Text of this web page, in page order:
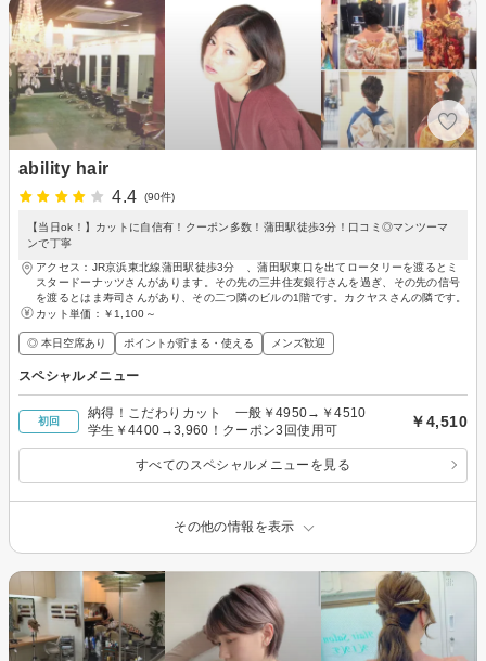
ability hair
4.4
(90件)
【当日ok！】カットに自信有！クーポン多数！蒲田駅徒歩3分！口コミ◎マンツーマ
ンで丁寧
アクセス：JR京浜東北線蒲田駅徒歩3分 、蒲田駅東口を出てロータリーを渡るとミ
スタードーナッツさんがあります。その先の三井住友銀行さんを過ぎ、その先の信号
を渡るとはま寿司さんがあり、その二つ隣のビルの1階です。カクヤスさんの隣です。
カット単価： ￥1,100～
◎ 本日空席あり ポイントが貯まる・使える メンズ歓迎
スペシャルメニュー
初回
納得！こだわりカット 一般￥4950→￥4510
学生￥4400→3,960！クーポン3回使用可
￥4,510
すべてのスペシャルメニューを見る
その他の情報を表示